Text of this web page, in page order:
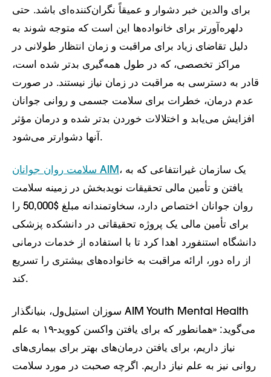
برای والدین خبر دشوار و عمیقاً نگران‌کننده‌ای باشد. حتی
دلهره‌آورتر برای خانواده‌ها این است که متوجه شوند به
دلیل تقاضای زیاد برای مراقبت و زمان انتظار طولانی در
مراکز تخصصی، که در طول همه‌گیری بدتر شده است،
قادر به دسترسی به مراقبت در زمان نیاز نیستند. در صورت
عدم درمان، خطرات برای سلامت جسمی و روانی جوانان
افزایش می‌یابد و اختلالات خوردن بدتر شده و درمان مؤثر
آنها دشوارتر می‌شود.
سلامت روان جوانان AIM ، یک سازمان غیرانتفاعی که به
یافتن و تأمین مالی تحقیقات نویدبخش در زمینه سلامت
روان جوانان اختصاص دارد، سخاوتمندانه مبلغ $50,000 را
برای تأمین مالی یک پروژه تحقیقاتی در دانشکده پزشکی
دانشگاه استنفورد اهدا کرد تا با استفاده از خدمات درمانی
از راه دور، ارائه مراقبت به خانواده‌های بیشتری را تسریع
کند.
سوزان استیل‌ول، بنیانگذار AIM Youth Mental Health
می‌گوید: «همانطور که برای یافتن واکسن کووید-۱۹ به علم
نیاز داریم، برای یافتن درمان‌های بهتر برای بیماری‌های
روانی نیز به علم نیاز داریم. اگرچه صحبت در مورد سلامت